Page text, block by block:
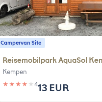
Campervan Site
Reisemobilpark AquaSol
Kempen
★ ★ ★ ★ ★ 413 EUR